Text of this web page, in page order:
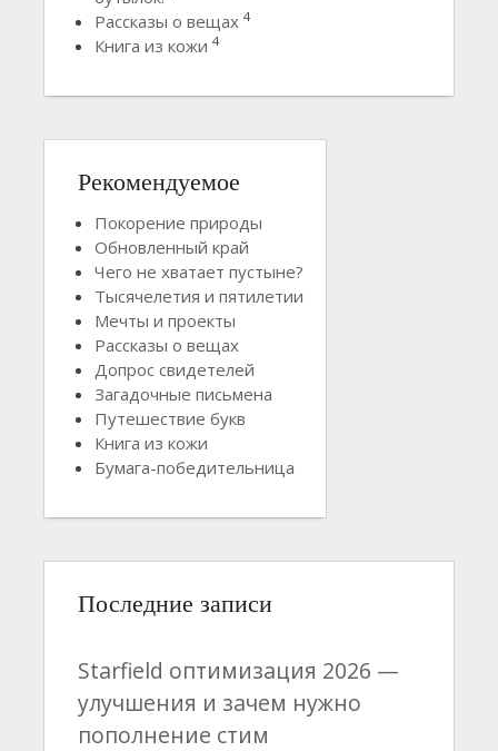
Рассказы о вещах 4
Книга из кожи 4
Рекомендуемое
Покорение природы
Обновленный край
Чего не хватает пустыне?
Тысячелетия и пятилетии
Мечты и проекты
Рассказы о вещах
Допрос свидетелей
Загадочные письмена
Путешествие букв
Книга из кожи
Бумага-победительница
Последние записи
Starfield оптимизация 2026 —
улучшения и зачем нужно
пополнение стим